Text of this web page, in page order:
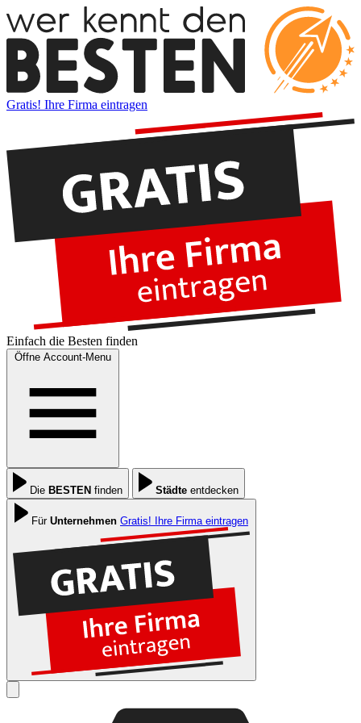
Gratis! Ihre Firma eintragen
Einfach die Besten finden
Öffne Account-Menu
Die BESTEN finden Städte entdecken
Für Unternehmen Gratis! Ihre Firma eintragen